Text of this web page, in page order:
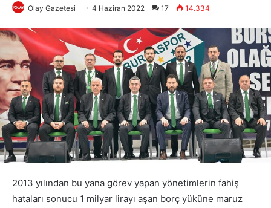
Olay Gazetesi 4 Haziran 2022 17 14.334
2013 yılından bu yana görev yapan yönetimlerin fahiş
hataları sonucu 1 milyar lirayı aşan borç yüküne maruz